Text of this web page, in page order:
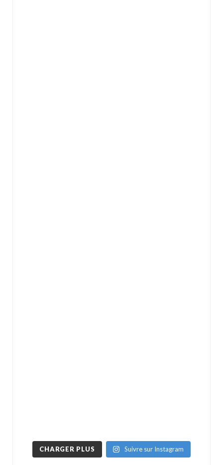
CHARGER PLUS Suivre sur Instagram